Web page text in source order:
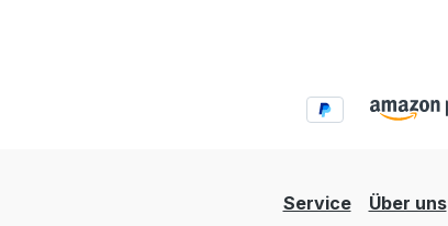
Service Über uns